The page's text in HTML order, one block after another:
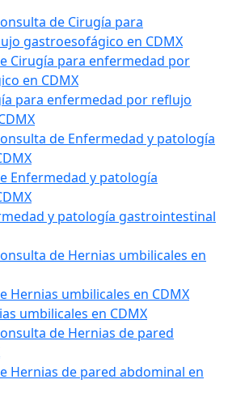
de Cirugía para
gastroesofágico en CDMX
Cirugía para enfermedad por
en CDMX
para enfermedad por reflujo
de Enfermedad y patología
Enfermedad y patología
y patología gastrointestinal
de Hernias umbilicales en
Hernias umbilicales en CDMX
umbilicales en CDMX
de Hernias de pared
Hernias de pared abdominal en